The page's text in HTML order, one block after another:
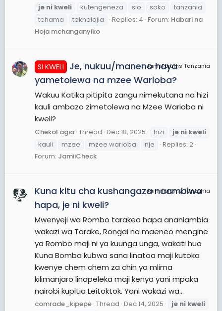
je ni kweli kutengeneza sio soko
tanzania
tehama
teknolojia Replies: 4 Forum: Habari na
Hoja mchanganyiko
JamiiForums Tanzania
SI KWELI
Je, nukuu/maneno haya
yametolewa na mzee Warioba?
Wakuu Katika pitipita zangu nimekutana na hizi
kauli ambazo zimetolewa na Mzee Warioba ni
kweli?
ChekoFagia Thread Dec 18, 2025 hizi je ni kweli
kauli
mzee mzee warioba nje
Replies: 2
Forum: JamiiCheck
JamiiForums Tanzania
Kuna kitu cha kushangaza naambiwa
hapa, je ni kweli?
Mwenyeji wa Rombo tarakea hapa ananiambia
wakazi wa Tarake, Rongai na maeneo mengine
ya Rombo maji ni ya kuunga unga, wakati huo
Kuna Bomba kubwa sana linatoa maji kutoka
kwenye chem chem za chin ya mlima
kilimanjaro linapeleka maji kenya yani mpaka
nairobi kupitia Leitoktok. Yani wakazi wa...
comrade_kipepe Thread Dec 14, 2025 je ni kweli